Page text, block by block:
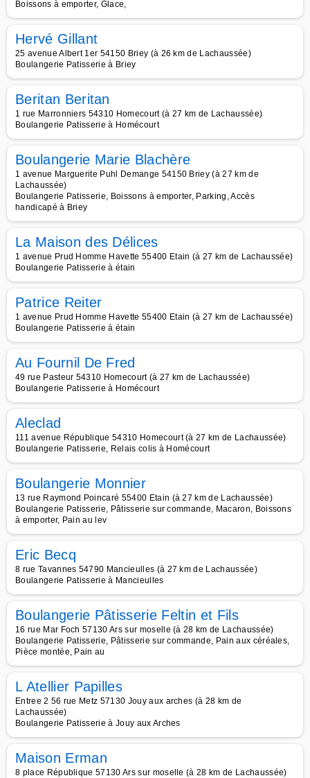
Boissons à emporter, Glace,
Hervé Gillant
25 avenue Albert 1er 54150 Briey (à 26 km de Lachaussée)
Boulangerie Patisserie à Briey
Beritan Beritan
1 rue Marronniers 54310 Homecourt (à 27 km de Lachaussée)
Boulangerie Patisserie à Homécourt
Boulangerie Marie Blachère
1 avenue Marguerite Puhl Demange 54150 Briey (à 27 km de
Lachaussée)
Boulangerie Patisserie, Boissons à emporter, Parking, Accès
handicapé à Briey
La Maison des Délices
1 avenue Prud Homme Havette 55400 Etain (à 27 km de Lachaussée)
Boulangerie Patisserie à étain
Patrice Reiter
1 avenue Prud Homme Havette 55400 Etain (à 27 km de Lachaussée)
Boulangerie Patisserie à étain
Au Fournil De Fred
49 rue Pasteur 54310 Homecourt (à 27 km de Lachaussée)
Boulangerie Patisserie à Homécourt
Aleclad
111 avenue République 54310 Homecourt (à 27 km de Lachaussée)
Boulangerie Patisserie, Relais colis à Homécourt
Boulangerie Monnier
13 rue Raymond Poincaré 55400 Etain (à 27 km de Lachaussée)
Boulangerie Patisserie, Pâtisserie sur commande, Macaron, Boissons
à emporter, Pain au lev
Eric Becq
8 rue Tavannes 54790 Mancieulles (à 27 km de Lachaussée)
Boulangerie Patisserie à Mancieulles
Boulangerie Pâtisserie Feltin et Fils
16 rue Mar Foch 57130 Ars sur moselle (à 28 km de Lachaussée)
Boulangerie Patisserie, Pâtisserie sur commande, Pain aux céréales,
Pièce montée, Pain au
L Atellier Papilles
Entree 2 56 rue Metz 57130 Jouy aux arches (à 28 km de
Lachaussée)
Boulangerie Patisserie à Jouy aux Arches
Maison Erman
8 place République 57130 Ars sur moselle (à 28 km de Lachaussée)